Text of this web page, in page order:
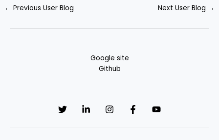
← Previous User Blog Next User Blog →
Google site
Github